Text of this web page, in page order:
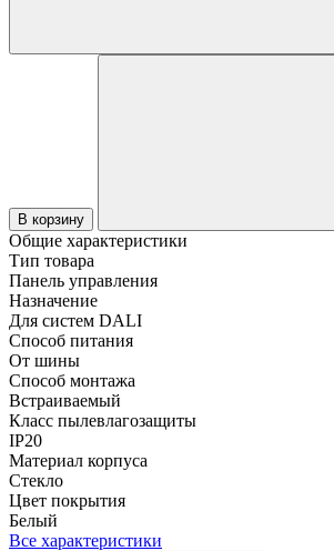
В корзину
Общие характеристики
Тип товара
Панель управления
Назначение
Для систем DALI
Способ питания
От шины
Способ монтажа
Встраиваемый
Класс пылевлагозащиты
IP20
Материал корпуса
Стекло
Цвет покрытия
Белый
Все характеристики